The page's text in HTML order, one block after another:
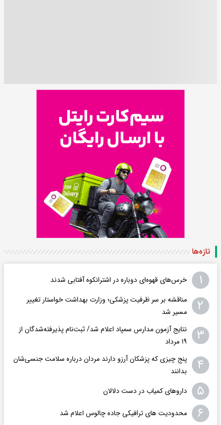
تازه‌ها
۱ خرس‌های قهوه‌ای دوباره در اشترانکوه آفتابی شدند
۲
مناقشه بر سر ظرفیت پزشکی؛ وزارت بهداشت خواستار تغییر
مسیر شد
۳
نتایج آزمون مدارس سمپاد اعلام شد/ ثبت‌نام پذیرفته‌شدگان از
۱۹ مرداد
۴
پنج چیزی که پزشکان آرزو دارند مردان درباره سلامت جنسی‌شان
بدانند
۵ داروهای کمیاب در دست دلالان
۶ محدودیت های ترافیکی جاده چالوس اعلام شد